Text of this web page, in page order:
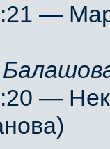
—
—